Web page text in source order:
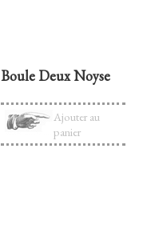
Boule Deux Noyse
Ajouter au
panier